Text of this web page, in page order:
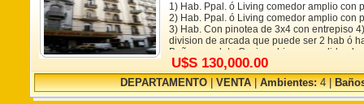
1) Hab. Ppal. ó Living comedor amplio con
2) Hab. Ppal. ó Living comedor amplio con
3) Hab. Con pinotea de 3x4 con entrepiso
division de arcada que puede ser 2 hab ó
Baño completo Cocina chica con salida al
Expensas $310 Estas superficies, medidas
aproximadas y no resultan vinculantes. Las
surgen del título de propiedad y recibo de
suministrados por el propietario.
U$S 130,000.00
DEPARTAMENTO|VENTA|Ambientes:4 |